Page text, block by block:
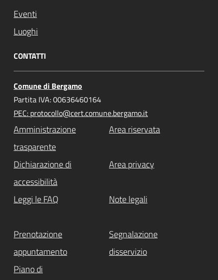
Eventi
Luoghi
CONTATTI
Comune di Bergamo
Partita IVA: 00636460164
PEC: protocollo@cert.comune.bergamo.it
Amministrazione
trasparente
Area riservata
Dichiarazione di
accessibilità
Area privacy
Leggi le FAQ Note legali
Prenotazione
appuntamento
Segnalazione
disservizio
Piano di